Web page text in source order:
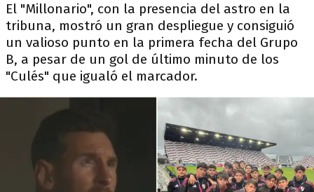
El "Millonario", con la presencia del astro en la
tribuna, mostró un gran despliegue y consiguió
un valioso punto en la primera fecha del Grupo
B, a pesar de un gol de último minuto de los
"Culés" que igualó el marcador.